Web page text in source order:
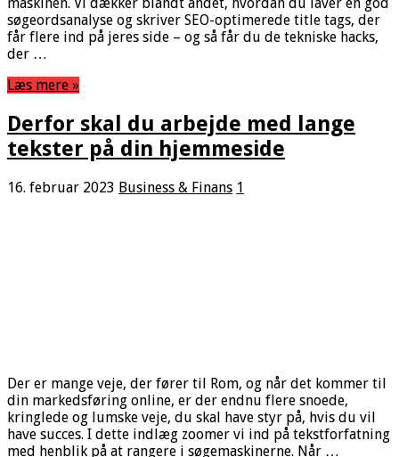
søgeordsanalyse og skriver SEO-optimerede title tags, der
får flere ind på jeres side – og så får du de tekniske hacks,
der …
Læs mere »
Derfor skal du arbejde med lange
tekster på din hjemmeside
16. februar 2023 Business & Finans 1
Der er mange veje, der fører til Rom, og når det kommer til
din markedsføring online, er der endnu flere snoede,
kringlede og lumske veje, du skal have styr på, hvis du vil
have succes. I dette indlæg zoomer vi ind på tekstforfatning
med henblik på at rangere i søgemaskinerne. Når …